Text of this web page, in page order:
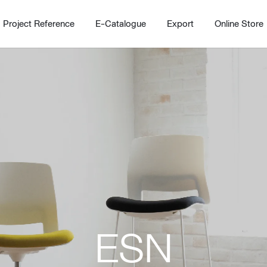
Living room
Dining room
Bedroom
Wordrobe
Kitchen
Trolley
Working Design Solution
สไตล์
Project Reference E-Catalogue Export Online Store
ESN